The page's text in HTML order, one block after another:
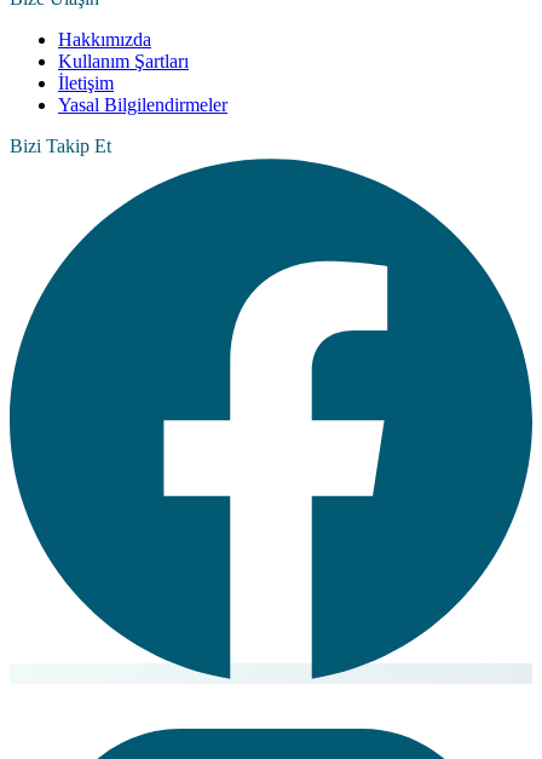
Hakkımızda
Kullanım Şartları
İletişim
Yasal Bilgilendirmeler
Bizi Takip Et